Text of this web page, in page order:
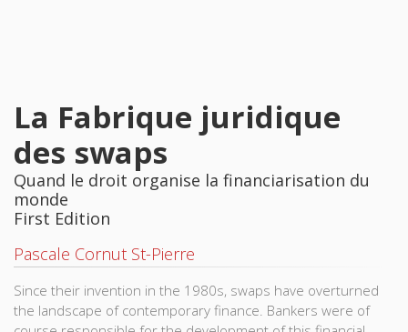
La Fabrique juridique
des swaps
Quand le droit organise la financiarisation du
monde
First Edition
Pascale Cornut St-Pierre
Since their invention in the 1980s, swaps have overturned
the landscape of contemporary finance. Bankers were of